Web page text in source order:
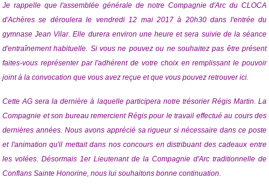
Je rappelle que l'assemblée générale de notre Compagnie d'Arc du CLOCA
d'Achères se déroulera le vendredi 12 mai 2017 à 20h30 dans l'entrée du
gymnase Jean Vilar. Elle durera environ une heure et sera suivie de la séance
d'entraînement habituelle. Si vous ne pouvez ou ne souhaitez pas être présent
faites-vous représenter par l'adhérent de votre choix en remplissant le pouvoir
joint à la convocation que vous avez reçue et que vous pouvez retrouver ici
Cette AG sera la dernière à laquelle participera notre trésorier Régis Martin. La
Compagnie et son bureau remercient Régis pour le travail effectué au cours des
dernières années. Nous avons apprécié sa rigueur si nécessaire dans ce poste
et l'animation qu'il mettait dans nos concours en distribuant des cadeaux entre
les volées. Désormais 1er Lieutenant de la Compagnie d'Arc traditionnelle de
Conflans Sainte Honorine, nous lui souhaitons bonne continuation.